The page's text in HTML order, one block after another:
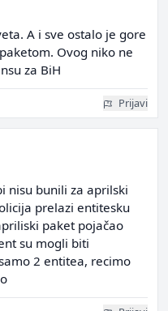
A i sve ostalo je gore
Ovog niko ne
za BiH
Prijavi
nisu bunili za aprilski
prelazi entitesku
paket pojačao
su mogli biti
2 entitea, recimo